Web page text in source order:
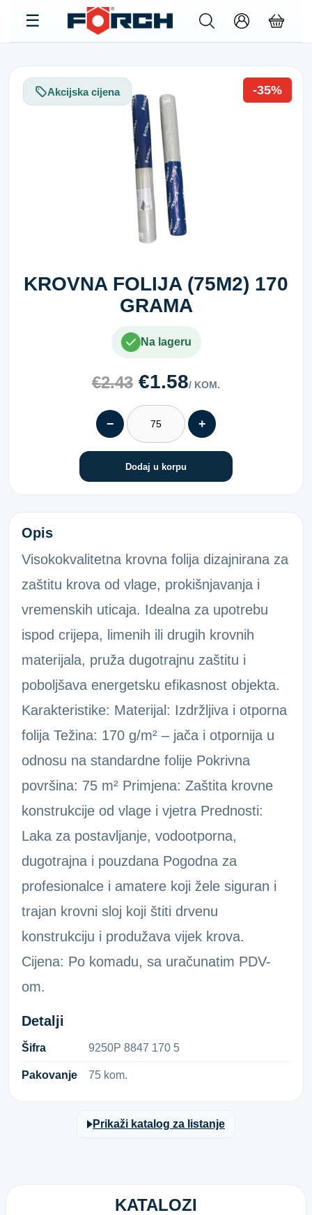
Akcijska cijena -35%
KROVNA FOLIJA (75M2) 170
GRAMA
Na lageru
€2.43 €1.58/ KOM.
− +
Dodaj u korpu
KROVNA FOLIJA (75M2) 170 GRAMA
Opis
Visokokvalitetna krovna folija dizajnirana za
zaštitu krova od vlage, prokišnjavanja i
vremenskih uticaja. Idealna za upotrebu
ispod crijepa, limenih ili drugih krovnih
materijala, pruža dugotrajnu zaštitu i
poboljšava energetsku efikasnost objekta.
Karakteristike: Materijal: Izdržljiva i otporna
folija Težina: 170 g/m² – jača i otpornija u
odnosu na standardne folije Pokrivna
površina: 75 m² Primjena: Zaštita krovne
konstrukcije od vlage i vjetra Prednosti:
Laka za postavljanje, vodootporna,
dugotrajna i pouzdana Pogodna za
profesionalce i amatere koji žele siguran i
trajan krovni sloj koji štiti drvenu
konstrukciju i produžava vijek krova.
Cijena: Po komadu, sa uračunatim PDV-
om.
Detalji
Šifra 9​2​5​0​P​ ​8​8​4​7​ ​1​7​0​ ​5​
Pakovanje 75 kom.
Prikaži katalog za listanje
KATALOZI